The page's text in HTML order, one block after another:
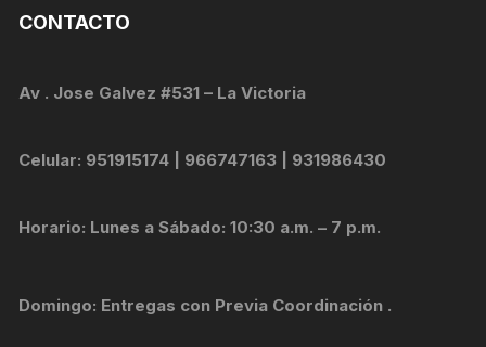
CONTACTO
Av . Jose Galvez #531 – La Victoria
Celular: 951915174 | 966747163 | 931986430
Horario: Lunes a Sábado: 10:30 a.m. – 7 p.m.
Domingo: Entregas con Previa Coordinación .